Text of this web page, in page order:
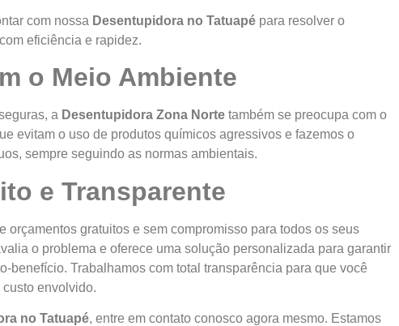
com nossa Desentupidora no Tatuapé para resolver o
eficiência e rapidez.
o Meio Ambiente
a Desentupidora Zona Norte também se preocupa com o
evitam o uso de produtos químicos agressivos e fazemos o
sempre seguindo as normas ambientais.
e Transparente
orçamentos gratuitos e sem compromisso para todos os seus
o problema e oferece uma solução personalizada para garantir
benefício. Trabalhamos com total transparência para que você
envolvido.
no Tatuapé, entre em contato conosco agora mesmo. Estamos